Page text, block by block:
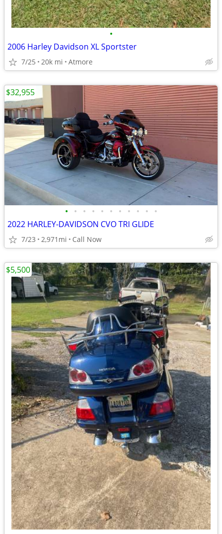
•
2006 Harley Davidson XL Sportster
7/25 20k mi Atmore
• • • • • • • • • • •
2022 HARLEY-DAVIDSON CVO TRI GLIDE
7/23 2,971mi Call Now
$32,955
$5,500